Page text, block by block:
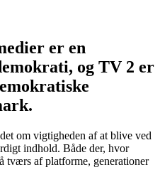
er en
og TV 2 er
om vigtigheden af at blive ved
indhold. Både der, hvor
tværs af platforme, generationer